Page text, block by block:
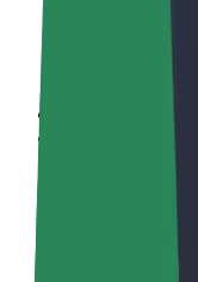
ผลิตภัณฑ์และบ